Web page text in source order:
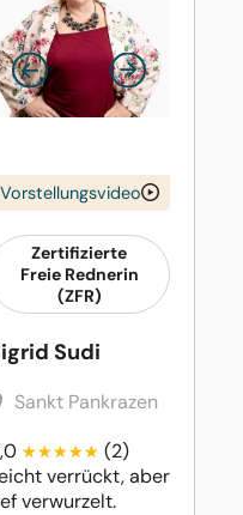
Vorstellungsvideo
Zertifizierte
Freie Rednerin
(ZFR)
Sudi
Sankt Pankrazen
(2)
verrückt, aber
verwurzelt.